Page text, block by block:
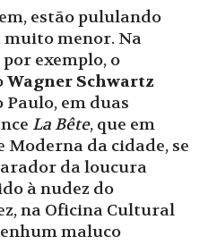
estão pululando
muito menor. Na
exemplo, o
Wagner Schwartz
Paulo, em duas
La Bête, que em
Moderna da cidade, se
da loucura
à nudez do
na Oficina Cultural
maluco